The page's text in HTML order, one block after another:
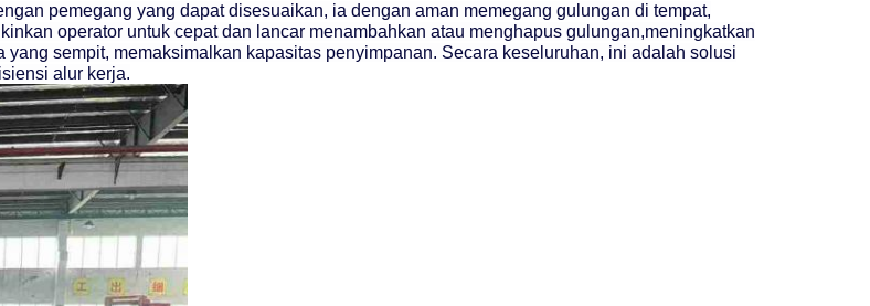
pemegang yang dapat disesuaikan, ia dengan aman memegang gulungan di tempat,
operator untuk cepat dan lancar menambahkan atau menghapus gulungan,meningkatkan
sempit, memaksimalkan kapasitas penyimpanan. Secara keseluruhan, ini adalah solusi
alur kerja.